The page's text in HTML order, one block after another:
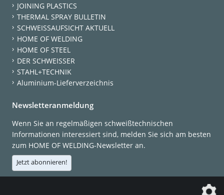
JOINING PLASTICS
THERMAL SPRAY BULLETIN
SCHWEISSAUFSICHT AKTUELL
HOME OF WELDING
HOME OF STEEL
DER SCHWEISSER
STAHL+TECHNIK
Aluminium-Lieferverzeichnis
Newsletteranmeldung
Wenn Sie an regelmäßigen schweißtechnischen
Informationen interessiert sind, melden Sie sich am besten
zum HOME OF WELDING-Newsletter an.
Jetzt abonnieren!